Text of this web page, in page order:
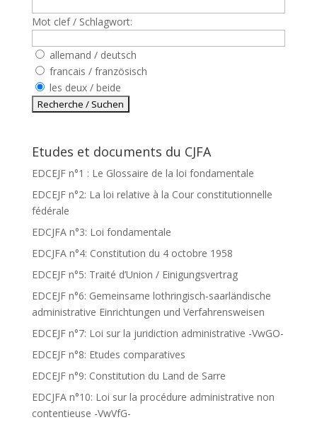
Mot clef / Schlagwort:
allemand / deutsch
francais / französisch
les deux / beide
Etudes et documents du CJFA
EDCEJF n°1 : Le Glossaire de la loi fondamentale
EDCEJF n°2: La loi relative à la Cour constitutionnelle
fédérale
EDCJFA n°3: Loi fondamentale
EDCJFA n°4: Constitution du 4 octobre 1958
EDCEJF n°5: Traité d’Union / Einigungsvertrag
EDCEJF n°6: Gemeinsame lothringisch-saarländische
administrative Einrichtungen und Verfahrensweisen
EDCEJF n°7: Loi sur la juridiction administrative -VwGO-
EDCEJF n°8: Etudes comparatives
EDCEJF n°9: Constitution du Land de Sarre
EDCJFA n°10: Loi sur la procédure administrative non
contentieuse -VwVfG-